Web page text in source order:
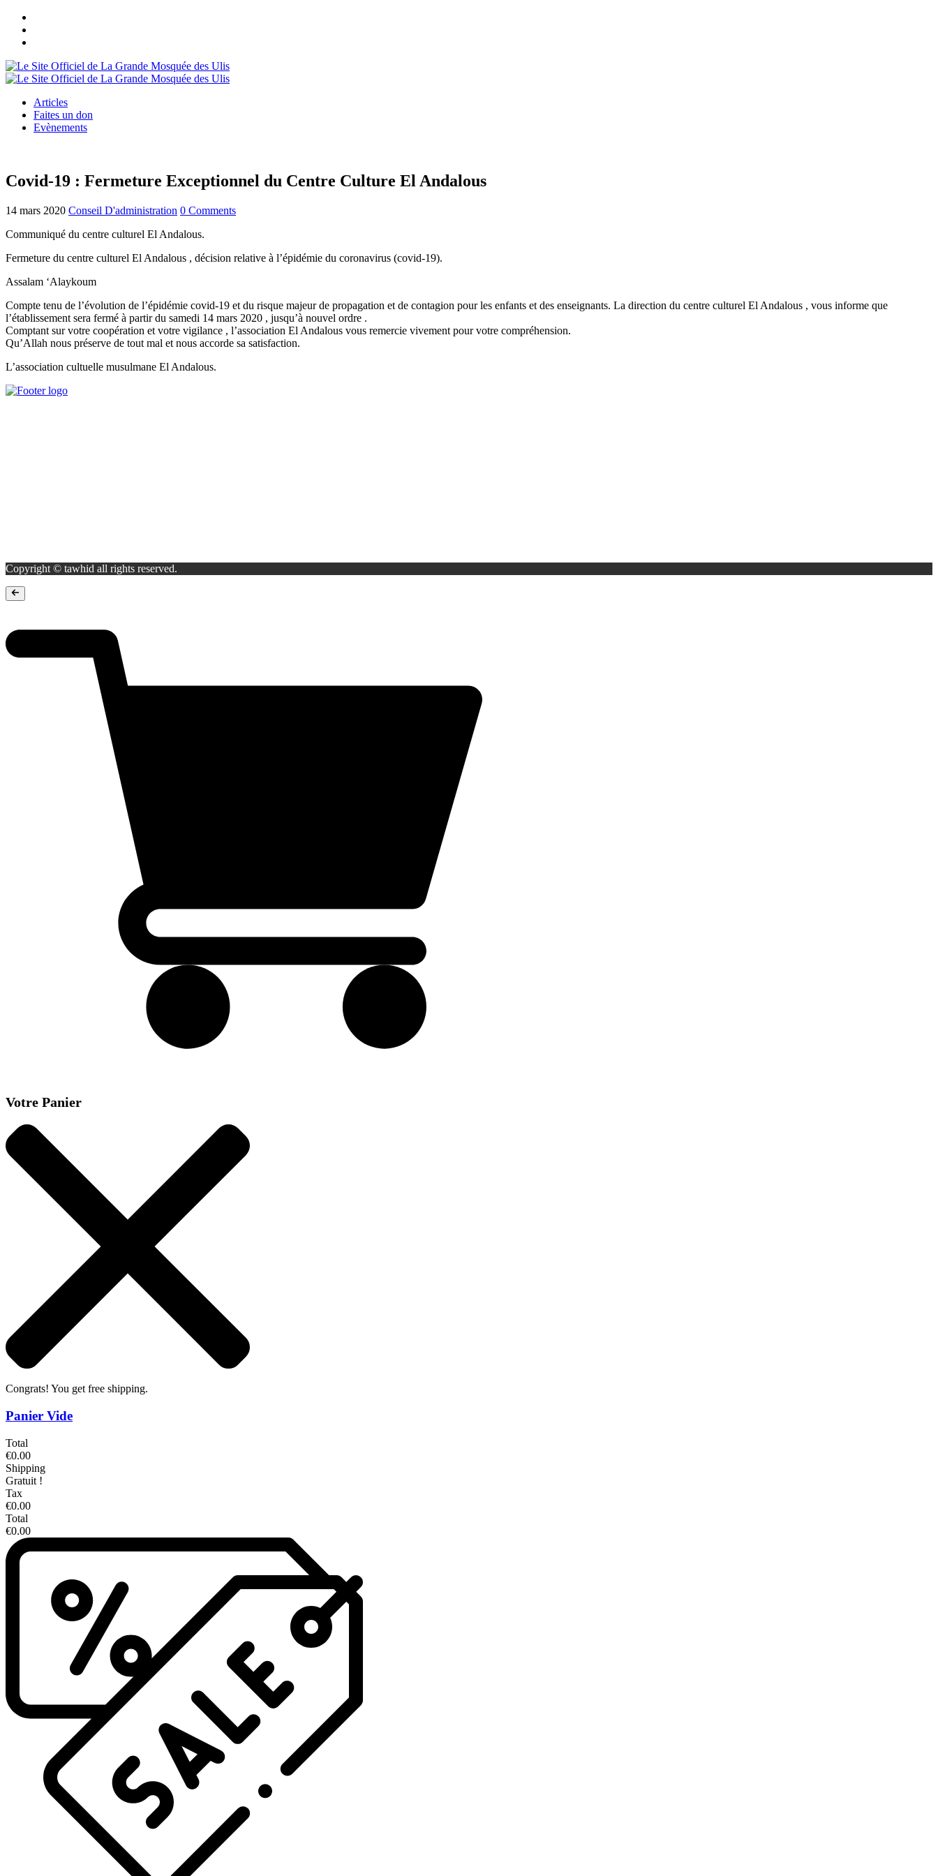
Articles
Faites un don
Evènements
Covid-19 : Fermeture Exceptionnel du Centre Culture El Andalous
14 mars 2020 Conseil D'administration 0 Comments
Communiqué du centre culturel El Andalous.
Fermeture du centre culturel El Andalous , décision relative à l’épidémie du coronavirus (covid-19).
Assalam ‘Alaykoum
Compte tenu de l’évolution de l’épidémie covid-19 et du risque majeur de propagation et de contagion pour les enfants et des enseignants. La direction du centre culturel El Andalous , vous informe que
l’établissement sera fermé à partir du samedi 14 mars 2020 , jusqu’à nouvel ordre .
Comptant sur votre coopération et votre vigilance , l’association El Andalous vous remercie vivement pour votre compréhension.
Qu’Allah nous préserve de tout mal et nous accorde sa satisfaction.
L’association cultuelle musulmane El Andalous.
Copyright © tawhid all rights reserved.
Votre Panier
Congrats! You get free shipping.
Panier Vide
Total
€0.00
Shipping
Gratuit !
Tax
€0.00
Total
€0.00